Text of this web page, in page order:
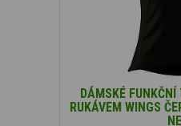
DÁMSKÉ
RUKÁVEM WINGS